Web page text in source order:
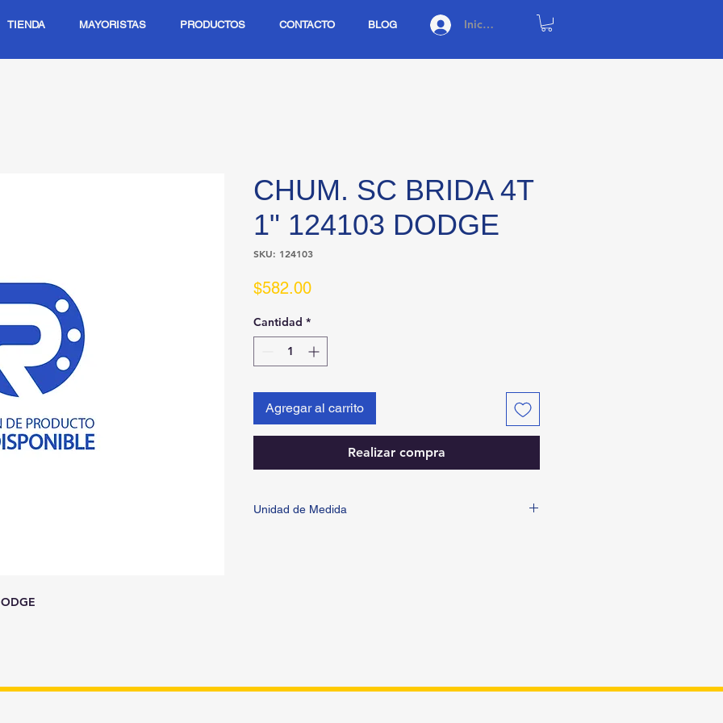
TIENDA MAYORISTAS PRODUCTOS CONTACTO BLOG Iniciar sesión
CHUM. SC BRIDA 4T
1" 124103 DODGE
SKU: 124103
$582.00Precio
Cantidad *
Agregar al carrito
Realizar compra
Unidad de Medida